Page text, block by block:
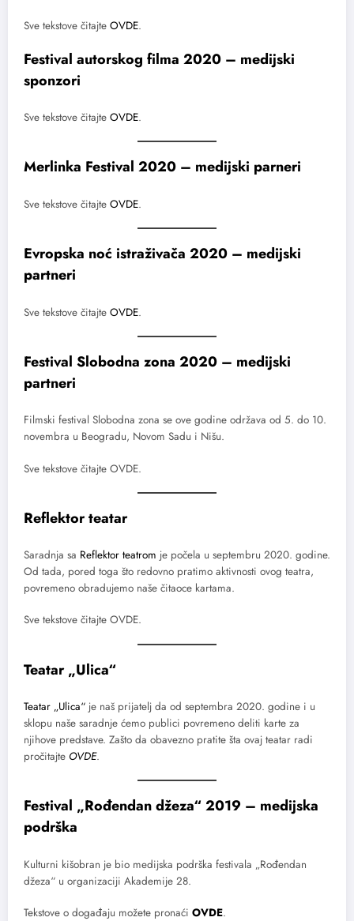
Sve tekstove čitajte OVDE.
Festival autorskog filma 2020 – medijski
sponzori
Sve tekstove čitajte OVDE.
Merlinka Festival 2020 – medijski parneri
Sve tekstove čitajte OVDE.
Evropska noć istraživača 2020 – medijski
partneri
Sve tekstove čitajte OVDE.
Festival Slobodna zona 2020 – medijski
partneri
Filmski festival Slobodna zona se ove godine održava od 5. do 10.
novembra u Beogradu, Novom Sadu i Nišu.
Sve tekstove čitajte OVDE.
Reflektor teatar
Saradnja sa Reflektor teatrom je počela u septembru 2020. godine.
Od tada, pored toga što redovno pratimo aktivnosti ovog teatra,
povremeno obradujemo naše čitaoce kartama.
Sve tekstove čitajte OVDE.
Teatar „Ulica“
Teatar „Ulica“ je naš prijatelj da od septembra 2020. godine i u
sklopu naše saradnje ćemo publici povremeno deliti karte za
njihove predstave. Zašto da obavezno pratite šta ovaj teatar radi
pročitajte OVDE.
Festival „Rođendan džeza“ 2019 – medijska
podrška
Kulturni kišobran je bio medijska podrška festivala „Rođendan
džeza“ u organizaciji Akademije 28.
Tekstove o događaju možete pronaći OVDE.